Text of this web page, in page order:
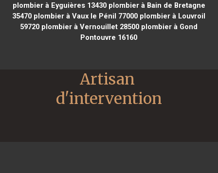
plombier à Eyguières 13430plombier à Bain de Bretagne
35470 plombier à Vaux le Pénil 77000 plombier à Louvroil
59720 plombier à Vernouillet 28500 plombier à Gond
Pontouvre 16160
Artisan
d'intervention